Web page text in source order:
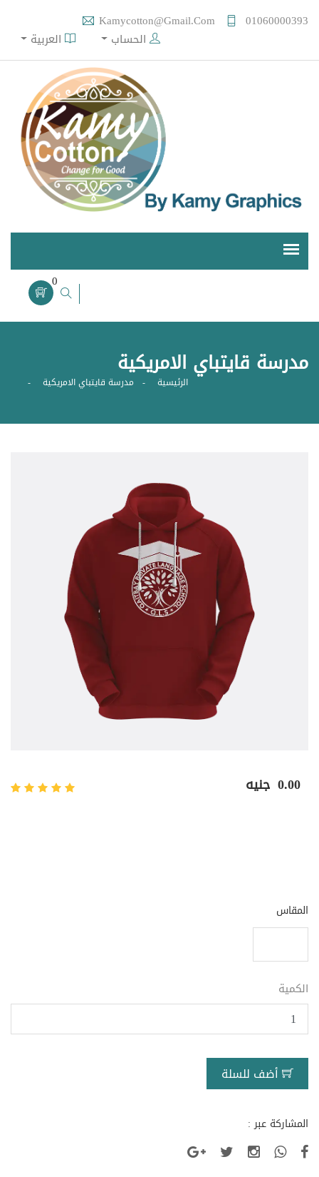
01060000393
Kamycotton@gmail.com
الحساب
العربية
0
مدرسة قايتباي الامريكية
الرئيسية مدرسة قايتباي الامريكية
جنيه 0.00
المقاس
الكمية
أضف للسلة
المشاركة عبر :